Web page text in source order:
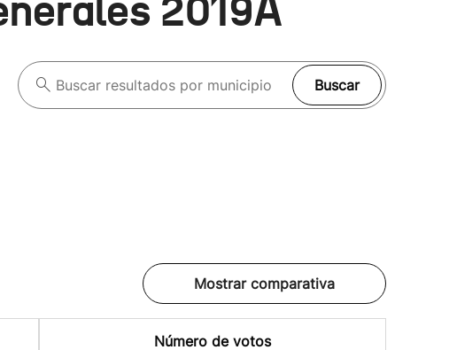
2019A
Buscar
Mostrar comparativa
Número de votos